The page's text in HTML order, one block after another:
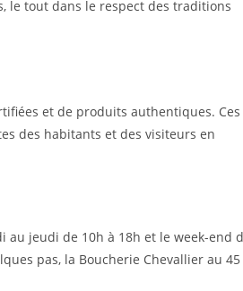
le tout dans le respect des traditions
et de produits authentiques. Ces
des habitants et des visiteurs en
au jeudi de 10h à 18h et le week-end
pas, la Boucherie Chevallier au 45